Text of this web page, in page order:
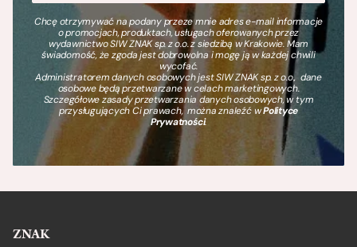
Chcę otrzymywać na podany przeze mnie adres e-mail informacje
o promocjach, produktach, usługach oferowanych przez
wydawnictwo SIW ZNAK sp. z o.o. z siedzibą w Krakowie. Mam
świadomość, że zgoda jest dobrowolna i mogę ją w każdej chwili
wycofać.
Administratorem danych osobowych jest SIW ZNAK sp. z o.o., dane
osobowe będą przetwarzane w celach marketingowych.
Szczegółowe zasady przetwarzania danych osobowych, w tym
przysługujących Ci prawach, można znaleźć wPolityce
Prywatności.
ZNAK